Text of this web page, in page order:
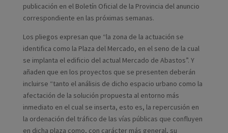
publicación en el Boletín Oficial de la Provincia del anuncio
correspondiente en las próximas semanas.
Los pliegos expresan que “la zona de la actuación se
identifica como la Plaza del Mercado, en el seno de la cual
se implanta el edificio del actual Mercado de Abastos”. Y
añaden que en los proyectos que se presenten deberán
incluirse “tanto el análisis de dicho espacio urbano como la
afectación de la solución propuesta al entorno más
inmediato en el cual se inserta, esto es, la repercusión en
la ordenación del tráfico de las vías públicas que confluyen
en dicha plaza como, con carácter más general, su